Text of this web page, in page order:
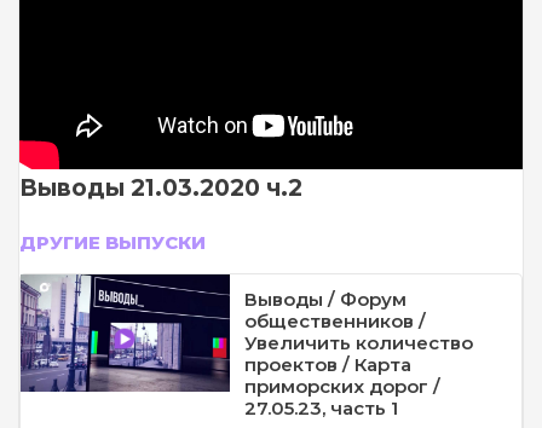
Выводы 21.03.2020 ч.2
ДРУГИЕ ВЫПУСКИ
Выводы / Форум
общественников /
Увеличить количество
проектов / Карта
приморских дорог /
27.05.23, часть 1